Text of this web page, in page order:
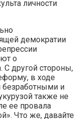
личности
демократии
о
С другой стороны,
в ходе
безработными и
также не
ее провала
Что же, давайте